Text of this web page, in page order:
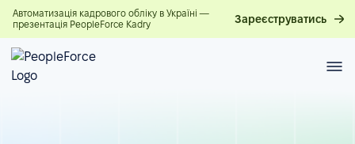
Автоматизація кадрового обліку в Україні —
презентація PeopleForce Kadry
Зареєструватись